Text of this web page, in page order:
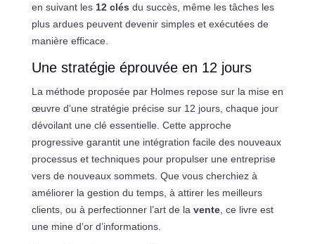
en suivant les 12 clés du succès, même les tâches les
plus ardues peuvent devenir simples et exécutées de
manière efficace.
Une stratégie éprouvée en 12 jours
La méthode proposée par Holmes repose sur la mise en
œuvre d’une stratégie précise sur 12 jours, chaque jour
dévoilant une clé essentielle. Cette approche
progressive garantit une intégration facile des nouveaux
processus et techniques pour propulser une entreprise
vers de nouveaux sommets. Que vous cherchiez à
améliorer la gestion du temps, à attirer les meilleurs
clients, ou à perfectionner l’art de la vente, ce livre est
une mine d’or d’informations.